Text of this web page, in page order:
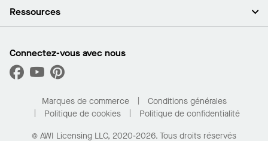
Espace presse
Développement durable
Quelles sont mes options d’achat?
Plafonds
Capacités sur mesure
Performance
Ressources
Trouver un distributeur
Trouver un distributeur
Pour la maison
Connectez-vous avec nous
Marques de commerce
Conditions générales
Politique de cookies
Politique de confidentialité
© AWI Licensing LLC, 2020-2026. Tous droits réservés